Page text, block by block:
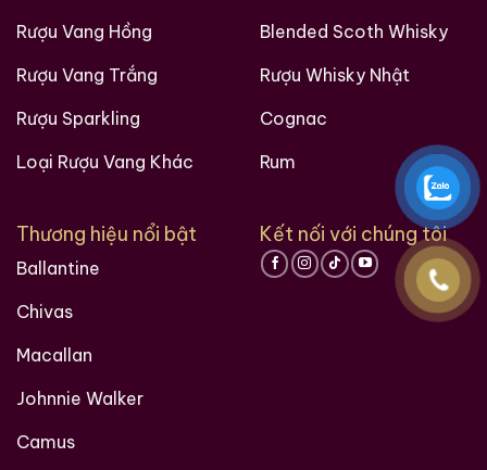
Rượu Vang Hồng
Rượu Vang Trắng
Rượu Sparkling
Loại Rượu Vang Khác
Blended Scoth Whisky
Rượu Whisky Nhật
Cognac
Rum
Thương hiệu nổi bật
Ballantine
Chivas
Macallan
Johnnie Walker
Camus
Kết nối với chúng tôi